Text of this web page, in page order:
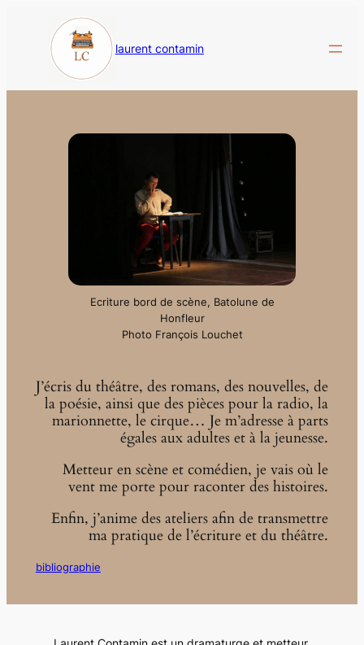
contenu
laurent contamin
Ecriture bord de scène, Batolune de
Honfleur
Photo François Louchet
J’écris du théâtre, des romans, des nouvelles, de
la poésie, ainsi que des pièces pour la radio, la
marionnette, le cirque… Je m’adresse à parts
égales aux adultes et à la jeunesse.
Metteur en scène et comédien, je vais où le
vent me porte pour raconter des histoires.
Enfin, j’anime des ateliers afin de transmettre
ma pratique de l’écriture et du théâtre.
bibliographie